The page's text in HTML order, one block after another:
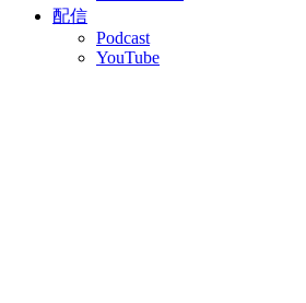
配信
Podcast
YouTube